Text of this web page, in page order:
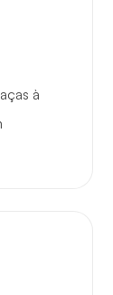
à